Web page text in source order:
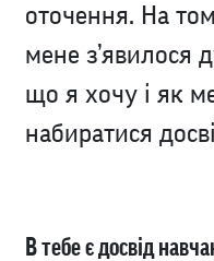
оточення. На
мене з’явилося
що я хочу і як
набиратися
В тебе є досвід